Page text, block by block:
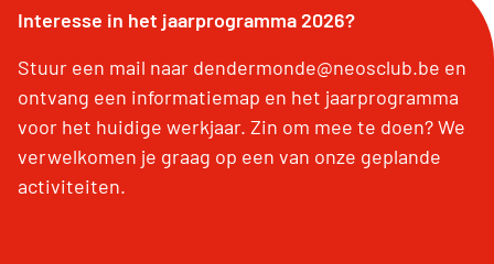
Interesse in het jaarprogramma 2026?
Stuur een mail naar dendermonde@neosclub.be en
ontvang een informatiemap en het jaarprogramma
voor het huidige werkjaar. Zin om mee te doen? We
verwelkomen je graag op een van onze geplande
activiteiten.